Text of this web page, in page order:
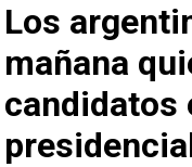
Los
mañana
candidatos